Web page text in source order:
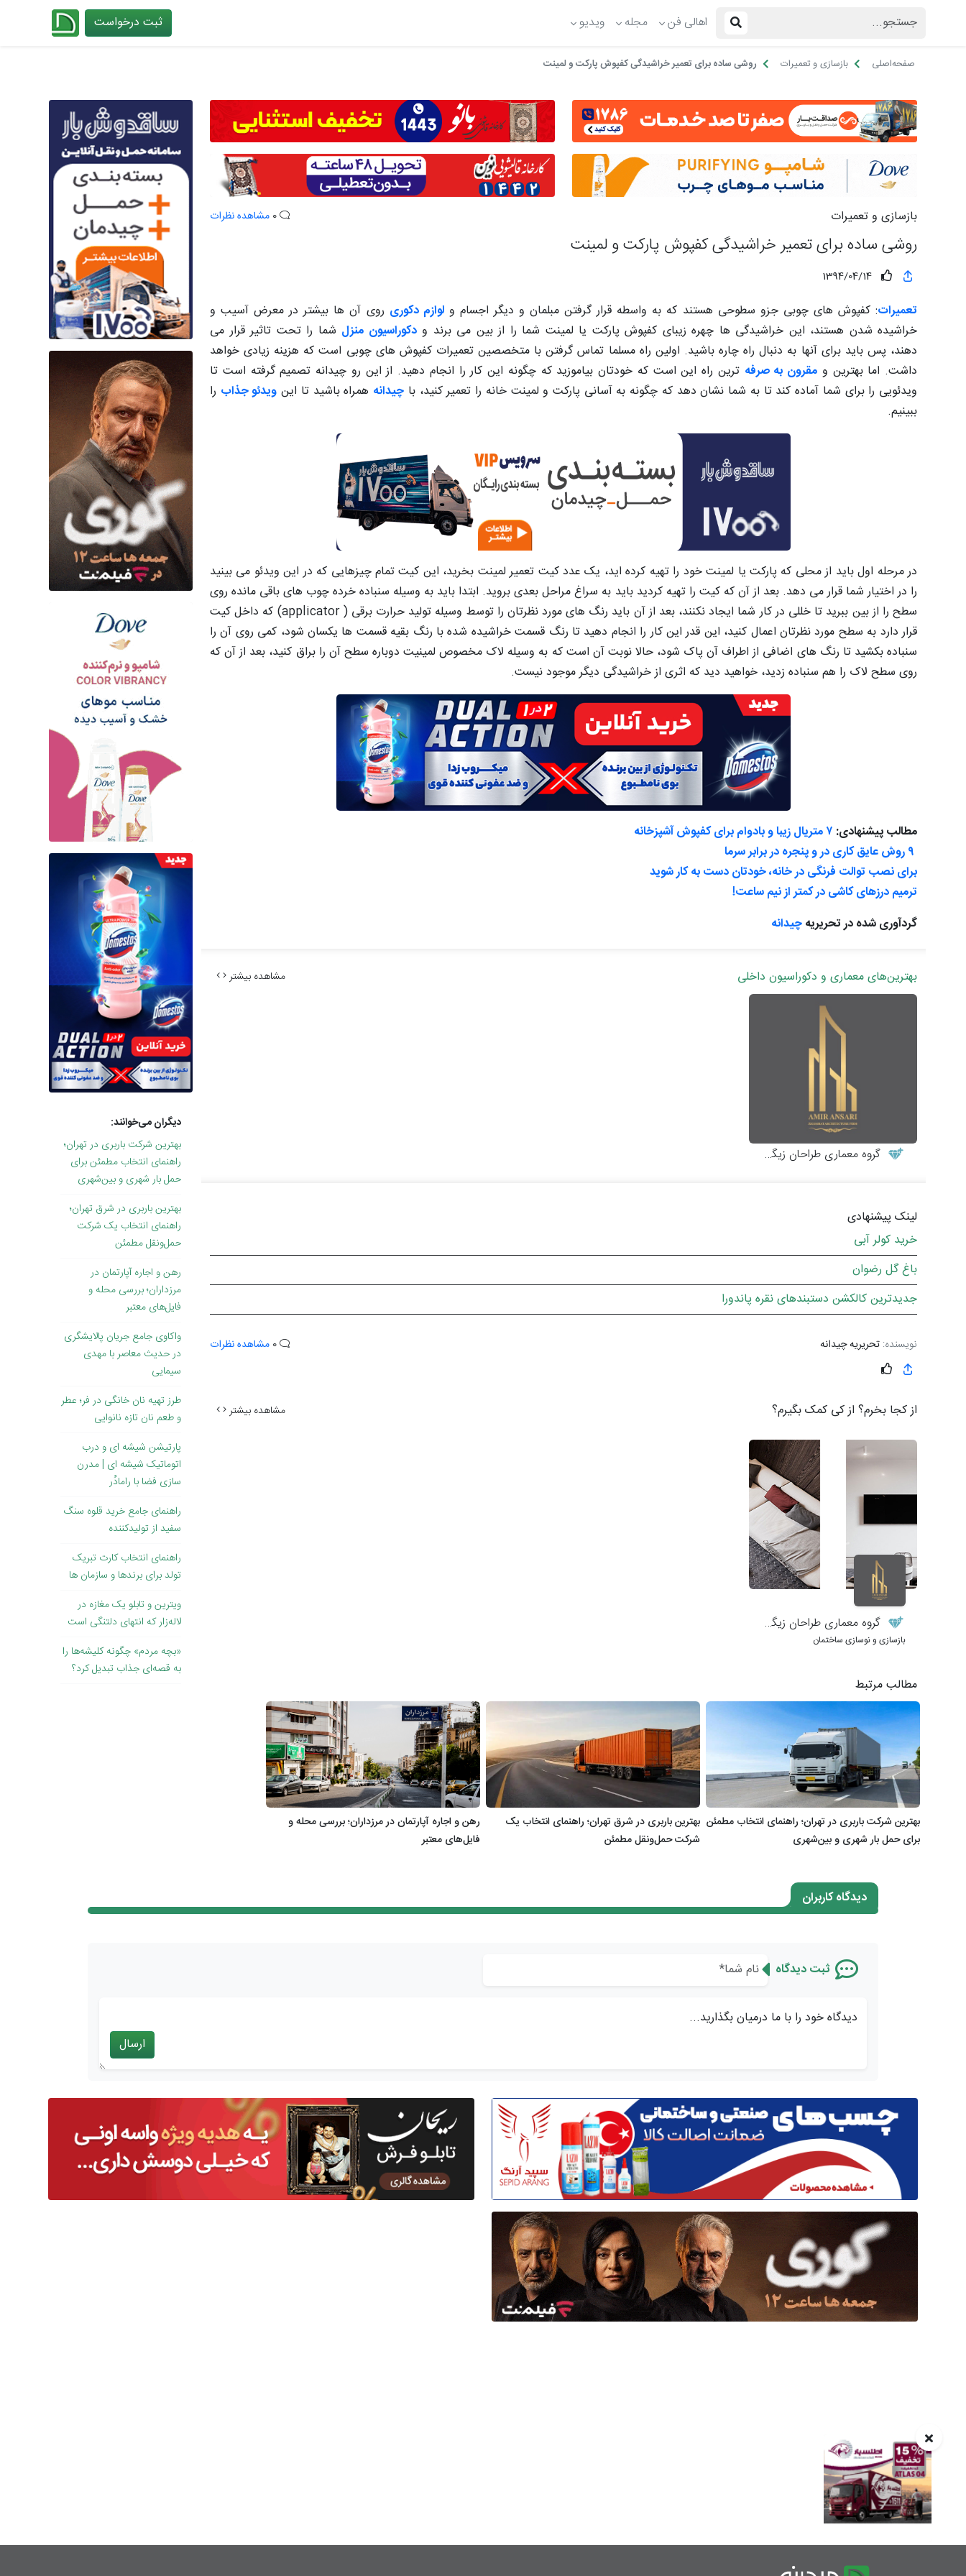
اهالی فن مجله ویدیو ثبت درخواست
صفحه‌اصلی بازسازی و تعمیرات روشی ساده برای تعمیر خراشیدگی کفپوش پارکت و لمینت
بازسازی و تعمیرات مشاهده نظرات
روشی ساده برای تعمیر خراشیدگی کفپوش پارکت و لمینت
1394/04/14
تعمیرات: کفپوش های چوبی جزو سطوحی هستند که به واسطه قرار گرفتن مبلمان و دیگر اجسام ولوازم دکوری روی آن ها بیشتر در معرض آسیب و
خراشیده شدن هستند، این خراشیدگی ها چهره زیبای کفپوش پارکت یا لمینت شما را از بین می برند ودکوراسیون منزل شما را تحت تاثیر قرار می
دهند، پس باید برای آنها به دنبال راه چاره باشید. اولین راه مسلما تماس گرفتن با متخصصین تعمیرات کفپوش های چوبی است که هزینه زیادی خواهد
داشت. اما بهترین و مقرون به صرفه ترین راه این است که خودتان بیاموزید که چگونه این کار را انجام دهید. از این رو چیدانه تصمیم گرفته است تا
ویدئویی را برای شما آماده کند تا به شما نشان دهد که چگونه به آسانی پارکت و لمینت خانه را تعمیر کنید، با چیدانه همراه باشید تا این ویدئو جذاب را
ببینیم.
در مرحله اول باید از محلی که پارکت یا لمینت خود را تهیه کرده اید، یک عدد کیت تعمیر لمینت بخرید، این کیت تمام چیزهایی که در این ویدئو می بینید
را در اختیار شما قرار می دهد. بعد از آن که کیت را تهیه کردید باید به سراغ مراحل بعدی بروید. ابتدا باید به وسیله سنباده خرده چوب های باقی مانده روی
سطح را از بین ببرید تا خللی در کار شما ایجاد نکنند، بعد از آن باید رنگ های مورد نظرتان را توسط وسیله تولید حرارت برقی ( applicator) که داخل کیت
قرار دارد به سطح مورد نظرتان اعمال کنید، این قدر این کار را انجام دهید تا رنگ قسمت خراشیده شده با رنگ بقیه قسمت ها یکسان شود، کمی روی آن را
سنباده بکشید تا رنگ های اضافی از اطراف آن پاک شود، حالا نوبت آن است که به وسیله لاک مخصوص لمینیت دوباره سطح آن را براق کنید، بعد از آن که
روی سطح لاک را هم سنباده زدید، خواهید دید که اثری از خراشیدگی دیگر موجود نیست.
مطالب پیشنهادی: ۷ متریال زیبا و بادوام برای کفپوش آشپزخانه
۹ روش عایق کاری در و پنجره در برابر سرما
برای نصب توالت فرنگی در خانه، خودتان دست به کار شوید
ترمیم درزهای کاشی در کمتر از نیم ساعت!
گردآوری شده در تحریریهچیدانه
بهترین‌های معماری و دکوراسیون داخلی مشاهده بیشتر
گروه معماری طراحان زیگورات
لینک پیشنهادی
خرید کولر آبی
باغ گل رضوان
جدیدترین کالکشن دستبندهای نقره پاندورا
نویسنده: تحریریه چیدانه مشاهده نظرات
از کجا بخرم؟ از کی کمک بگیرم؟ مشاهده بیشتر
گروه معماری طراحان زیگورات
بازسازی و نوسازی ساختمان
مطالب مرتبط
بهترین شرکت باربری در تهران؛ راهنمای انتخاب مطمئن
برای حمل بار شهری و بین‌شهری
بهترین باربری در شرق تهران؛ راهنمای انتخاب یک
شرکت حمل‌ونقل مطمئن
رهن و اجاره آپارتمان در مرزداران؛ بررسی محله و
فایل‌های معتبر
دیگران می‌خوانند:
بهترین شرکت باربری در تهران؛
راهنمای انتخاب مطمئن برای
حمل بار شهری و بین‌شهری
بهترین باربری در شرق تهران؛
راهنمای انتخاب یک شرکت
حمل‌ونقل مطمئن
رهن و اجاره آپارتمان در
مرزداران؛ بررسی محله و
فایل‌های معتبر
واکاوی جامع جریان پالایشگری
در حدیث معاصر با مهدی
سیمایی
طرز تهیه نان خانگی در فر؛ عطر
و طعم نان تازه نانوایی
پارتیشن شیشه ای و درب
اتوماتیک شیشه ای | مدرن
سازی فضا با رامادُر
راهنمای جامع خرید قلوه سنگ
سفید از تولیدکننده
راهنمای انتخاب کارت تبریک
تولد برای برندها و سازمان ها
ویترین و تابلو یک مغازه در
لاله‌زار که انتهای دلتنگی است
«بچه مردم» چگونه کلیشه‌ها را
به قصه‌ای جذاب تبدیل کرد؟
دیدگاه کاربران
ثبت دیدگاه
دیدگاه خود را با ما درمیان بگذارید...
ارسال